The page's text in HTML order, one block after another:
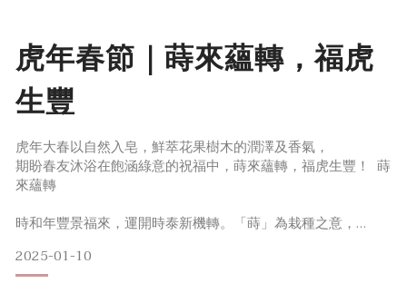
虎年春節｜蒔來蘊轉，福虎
生豐
虎年大春以自然入皂，鮮萃花果樹木的潤澤及香氣，
期盼春友沐浴在飽涵綠意的祝福中，蒔來蘊轉，福虎生豐！ 蒔
來蘊轉
時和年豐景福來，運開時泰新機轉。「蒔」為栽種之意，
以鮮採植萃為成分、花果樹木為香氛靈感，
身心靈沐浴在蘊涵綠意的皂，自然轉動好運勢。自然入皂，好
2025-01-10